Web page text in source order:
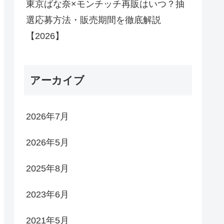
東京ばな奈×モンチッチ再販はいつ？抽
選応募方法・販売期間を徹底解説
【2026】
アーカイブ
2026年7月
2026年5月
2025年8月
2023年6月
2021年5月